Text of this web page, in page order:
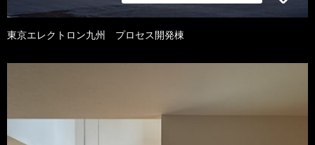
東京エレクトロン九州 プロセス開発棟